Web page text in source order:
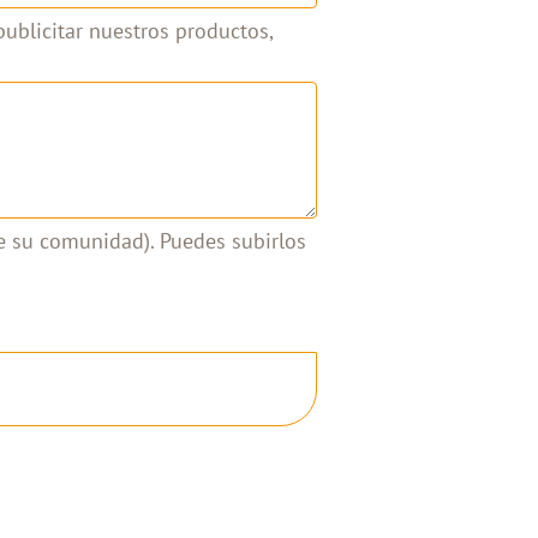
nuestros productos,
comunidad). Puedes subirlos